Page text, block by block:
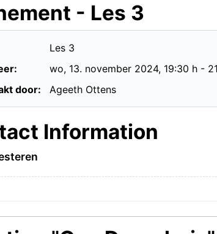
- Les 3
Les 3
wo, 13. november 2024, 19:30 h-
door:
Ageeth Ottens
Information